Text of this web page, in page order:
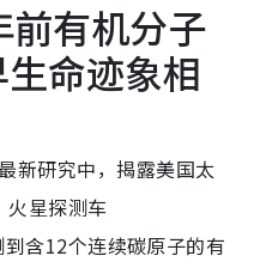
前有机分子
命迹象相
新研究中，揭露美国太
星探测车
含12个连续碳原子的有